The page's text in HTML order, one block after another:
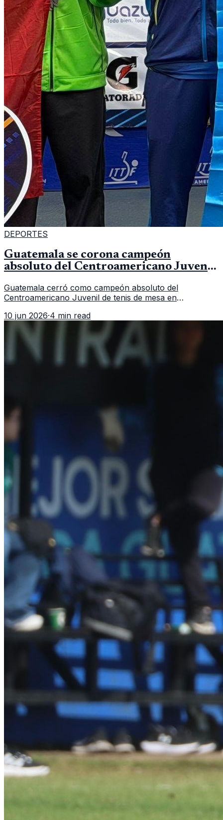
DEPORTES
Guatemala se corona campeón
absoluto del Centroamericano Juvenil
Guatemala cerró como campeón absoluto del
Centroamericano Juvenil de tenis de mesa en
cobertura oficial difundida por CDAG.
10 jun 2026·4 min read